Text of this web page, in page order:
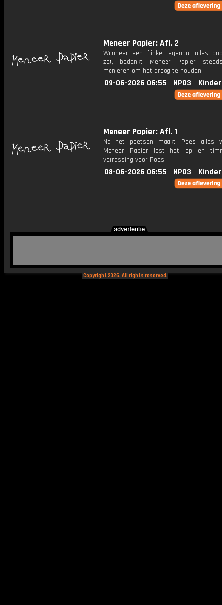
Meneer Papier: Afl. 2
Wanneer een flinke regenbui alles
zet, bedenkt Meneer Papier
manieren om het droog te houden.
09-06-2026 06:55 NPO3
Meneer Papier: Afl. 1
Na het poetsen maakt Poes alles
Meneer Papier lost het op en
verrassing voor Poes.
08-06-2026 06:55 NPO3
Copyright 2026. All rights reserved.